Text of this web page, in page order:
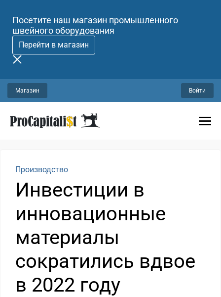
Посетите наш магазин промышленного
швейного оборудования
Перейти в магазин
Магазин Войти
Производство
Инвестиции в
инновационные
материалы
сократились вдвое
в 2022 году